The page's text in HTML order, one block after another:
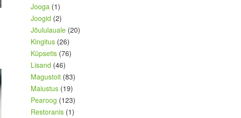
Jooga (1)
Joogid (2)
Jõululauale (20)
Kingitus (26)
Küpsetis (76)
Lisand (46)
Magustoit (83)
Maiustus (19)
Pearoog (123)
Restoranis (1)